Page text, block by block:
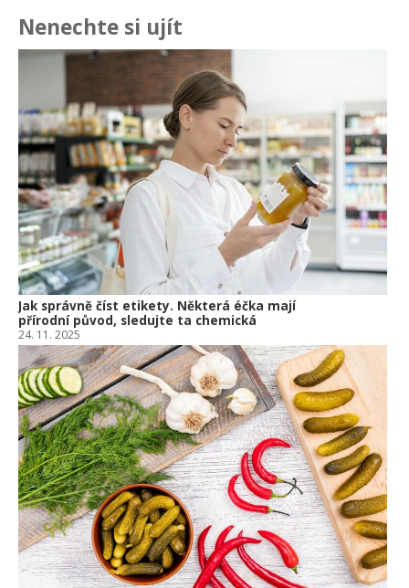
Nenechte si ujít
Jak správně číst etikety. Některá éčka mají
přírodní původ, sledujte ta chemická
24. 11. 2025